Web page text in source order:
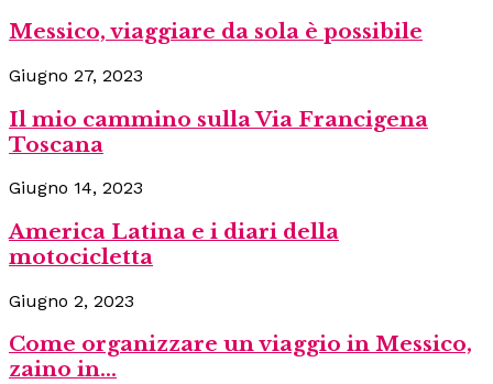
Messico, viaggiare da sola è possibile
Giugno 27, 2023
Il mio cammino sulla Via Francigena
Toscana
Giugno 14, 2023
America Latina e i diari della
motocicletta
Giugno 2, 2023
Come organizzare un viaggio in Messico,
zaino in...